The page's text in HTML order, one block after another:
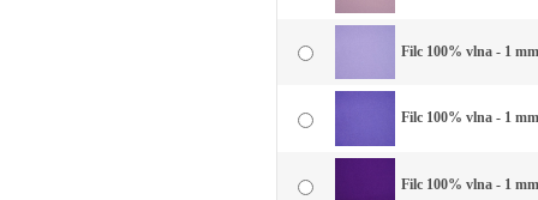
Filc 100% vlna - 1
Filc 100% vlna - 1
Filc 100% vlna - 1